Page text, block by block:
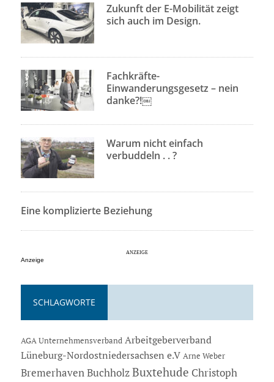
Zukunft der E-Mobilität zeigt
sich auch im Design.
Fachkräfte-
Einwanderungsgesetz – nein
danke?!￼
Warum nicht einfach
verbuddeln . . ?
Eine komplizierte Beziehung
Anzeige
SCHLAGWORTE
AGA Unternehmensverband Arbeitgeberverband
Lüneburg-Nordostniedersachsen e.V Arne Weber
Bremerhaven Buchholz Buxtehude Christoph